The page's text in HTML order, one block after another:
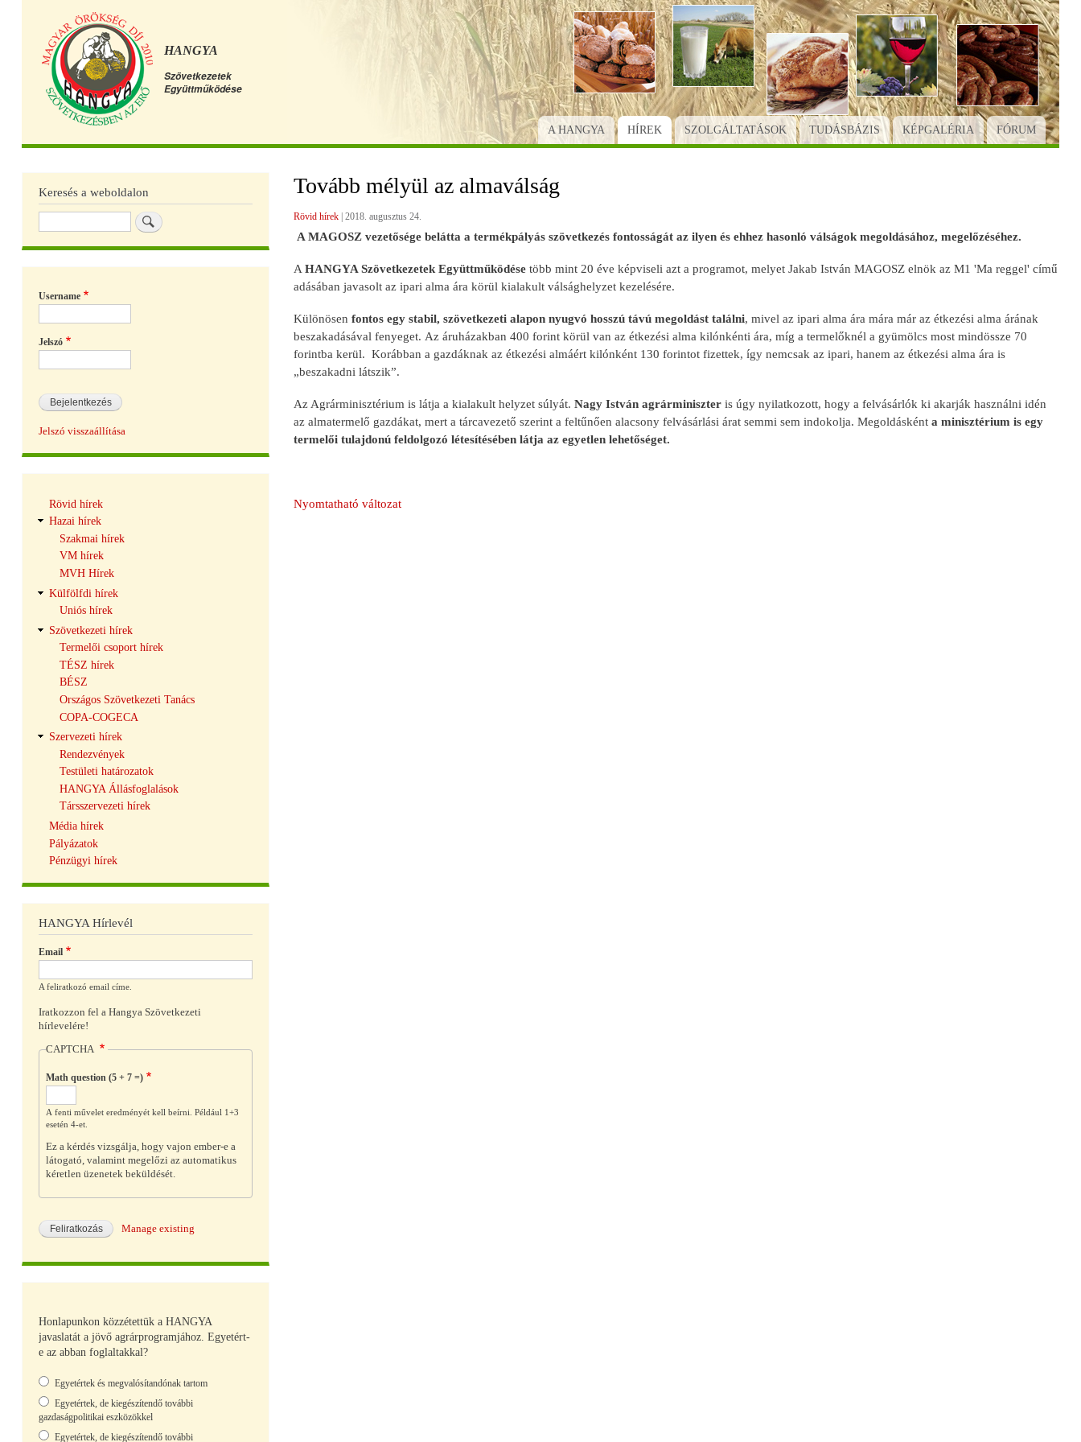
Ugrás
a
tartalomra
HANGYA
Szövetkezetek
Együttműködése
Főmenü
A HANGYA HÍREK SZOLGÁLTATÁSOK TUDÁSBÁZIS KÉPGALÉRIA FÓRUM
Tovább mélyül az almaválság
Rövid hírek 2018. augusztus 24.
A MAGOSZ vezetősége belátta a termékpályás szövetkezés fontosságát az ilyen és ehhez hasonló válságok megoldásához, megelőzéséhez.
A HANGYA Szövetkezetek Együttműködésetöbb mint 20 éve képviseli azt a programot, melyet Jakab István MAGOSZ elnök az M1 'Ma reggel' című
adásában javasolt az ipari alma ára körül kialakult válsághelyzet kezelésére.
Különösen fontos egy stabil, szövetkezeti alapon nyugvó hosszú távú megoldást találni, mivel az ipari alma ára mára már az étkezési alma árának
beszakadásával fenyeget. Az áruházakban 400 forint körül van az étkezési alma kilónkénti ára, míg a termelőknél a gyümölcs most mindössze 70
forintba kerül. Korábban a gazdáknak az étkezési almáért kilónként 130 forintot fizettek, így nemcsak az ipari, hanem az étkezési alma ára is
„beszakadni látszik”.
Az Agrárminisztérium is látja a kialakult helyzet súlyát. Nagy István agrárminiszteris úgy nyilatkozott, hogy a felvásárlók ki akarják használni idén
az almatermelő gazdákat, mert a tárcavezető szerint a feltűnően alacsony felvásárlási árat semmi sem indokolja. Megoldásként a minisztérium is egy
termelői tulajdonú feldolgozó létesítésében látja az egyetlen lehetőséget.
Nyomtatható változat
Keresés a weboldalon
Username
Jelszó
Jelszó visszaállítása
navigáció
Rövid hírek
Hazai hírek
Szakmai hírek
VM hírek
MVH Hírek
Külfölfdi hírek
Uniós hírek
Szövetkezeti hírek
Termelői csoport hírek
TÉSZ hírek
BÉSZ
Országos Szövetkezeti Tanács
COPA-COGECA
Szervezeti hírek
Rendezvények
Testületi határozatok
HANGYA Állásfoglalások
Társszervezeti hírek
Média hírek
Pályázatok
Pénzügyi hírek
HANGYA Hírlevél
Email
A feliratkozó email címe.
Iratkozzon fel a Hangya Szövetkezeti
hírlevelére!
CAPTCHA
Math question (5 + 7 =)
A fenti művelet eredményét kell beírni. Például 1+3
esetén 4-et.
Ez a kérdés vizsgálja, hogy vajon ember-e a
látogató, valamint megelőzi az automatikus
kéretlen üzenetek beküldését.
Manage existing
Honlapunkon közzétettük a HANGYA
javaslatát a jövő agrárprogramjához. Egyetért-
e az abban foglaltakkal?
Választások
Egyetértek és megvalósítandónak tartom
Egyetértek, de kiegészítendő további
gazdaságpolitikai eszközökkel
Egyetértek, de kiegészítendő további